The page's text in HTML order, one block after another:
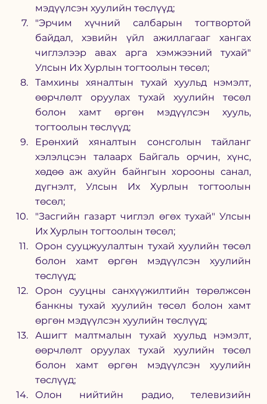
мэдүүлсэн хуулийн төслүүд;
"Эрчим хүчний салбарын тогтвортой
байдал, хэвийн үйл ажиллагааг хангах
чиглэлээр авах арга хэмжээний тухай"
Улсын Их Хурлын тогтоолын төсөл;
Тамхины хяналтын тухай хуульд нэмэлт,
өөрчлөлт оруулах тухай хуулийн төсөл
болон хамт өргөн мэдүүлсэн хууль,
тогтоолын төслүүд;
Ерөнхий хяналтын сонсголын тайланг
хэлэлцсэн талаарх Байгаль орчин, хүнс,
хөдөө аж ахуйн байнгын хорооны санал,
дүгнэлт, Улсын Их Хурлын тогтоолын
төсөл;
"Засгийн газарт чиглэл өгөх тухай" Улсын
Их Хурлын тогтоолын төсөл;
Орон сууцжуулалтын тухай хуулийн төсөл
болон хамт өргөн мэдүүлсэн хуулийн
төслүүд;
Орон сууцны санхүүжилтийн төрөлжсөн
банкны тухай хуулийн төсөл болон хамт
өргөн мэдүүлсэн хуулийн төслүүд;
Ашигт малтмалын тухай хуульд нэмэлт,
өөрчлөлт оруулах тухай хуулийн төсөл
болон хамт өргөн мэдүүлсэн хуулийн
төслүүд;
Олон нийтийн радио, телевизийн